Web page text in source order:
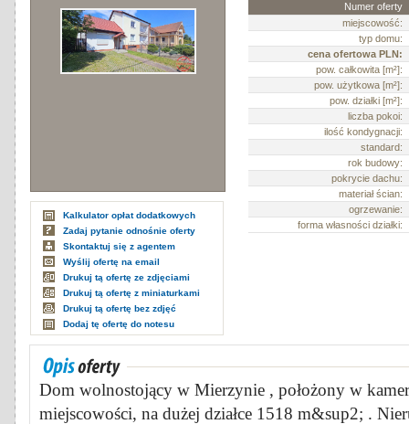
Kalkulator opłat dodatkowych
Zadaj pytanie odnośnie oferty
Skontaktuj się z agentem
Wyślij ofertę na email
Drukuj tą ofertę ze zdjęciami
Drukuj tą ofertę z miniaturkami
Drukuj tą ofertę bez zdjęć
Dodaj tę ofertę do notesu
Numer oferty
miejscowość:
typ domu:
cena ofertowa PLN:
pow. całkowita [m²]:
pow. użytkowa [m²]:
pow. działki [m²]:
liczba pokoi:
ilość kondygnacji:
standard:
rok budowy:
pokrycie dachu:
materiał ścian:
ogrzewanie:
forma własności działki:
Dom wolnostojący w Mierzynie , położony w
miejscowości, na dużej działce 1518 m&sup2; .